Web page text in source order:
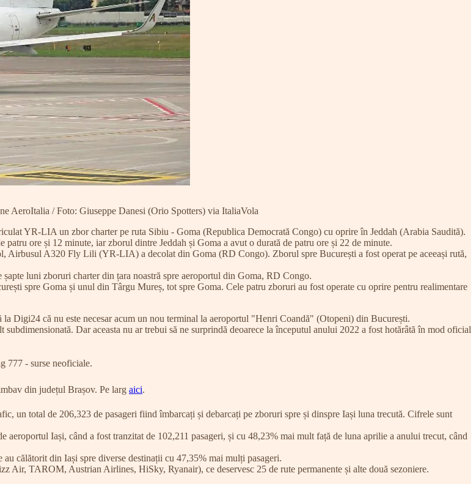
AeroItalia / Foto: Giuseppe Danesi (Orio Spotters) via ItaliaVola
YR-LIA un zbor charter pe ruta Sibiu - Goma (Republica Democrată Congo) cu oprire în Jeddah (Arabia Saudită).
ore și 12 minute, iar zborul dintre Jeddah și Goma a avut o durată de patru ore și 22 de minute.
A320 Fly Lili (YR-LIA) a decolat din Goma (RD Congo). Zborul spre București a fost operat pe aceeași rută,
luni zboruri charter din țara noastră spre aeroportul din Goma, RD Congo.
spre Goma și unul din Târgu Mureș, tot spre Goma. Cele patru zboruri au fost operate cu oprire pentru realimentare
Digi24 că nu este necesar acum un nou terminal la aeroportul "Henri Coandă" (Otopeni) din București.
Dar aceasta nu ar trebui să ne surprindă deoarece la începutul anului 2022 a fost hotărâtă în mod oficial
777 - surse neoficiale.
din județul Brașov. Pe larg aici.
un total de 206,323 de pasageri fiind îmbarcați și debarcați pe zboruri spre și dinspre Iași luna trecută. Cifrele sunt
Iași, când a fost tranzitat de 102,211 pasageri, și cu 48,23% mai mult față de luna aprilie a anului trecut, când
călătorit din Iași spre diverse destinații cu 47,35% mai mulți pasageri.
TAROM, Austrian Airlines, HiSky, Ryanair), ce deservesc 25 de rute permanente și alte două sezoniere.